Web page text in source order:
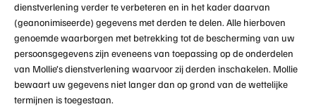
dienstverlening verder te verbeteren en in het kader daarvan
(geanonimiseerde) gegevens met derden te delen. Alle hierboven
genoemde waarborgen met betrekking tot de bescherming van uw
persoonsgegevens zijn eveneens van toepassing op de onderdelen
van Mollie’s dienstverlening waarvoor zij derden inschakelen. Mollie
bewaart uw gegevens niet langer dan op grond van de wettelijke
termijnen is toegestaan.